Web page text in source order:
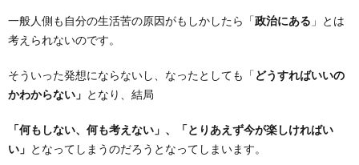
一般人側も自分の生活苦の原因がもしかしたら「政治にある 」とは
考えられないのです。
そういった発想にならないし、なったとしても「どうすればいいの
かわからない」 となり、結局
「何もしない、何も考えない」、「とりあえず今が楽しければい
い」 となってしまうのだろうとなってしまいます。